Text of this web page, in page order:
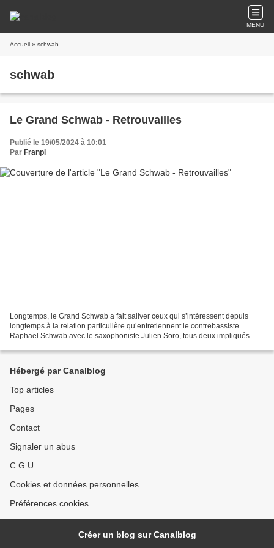
MENU
Accueil » schwab
schwab
Le Grand Schwab - Retrouvailles
Publié le 19/05/2024 à 10:01
Par Franpi
Longtemps, le Grand Schwab a fait saliver ceux qui s’intéressent depuis
longtemps à la relation particulière qu’entretiennent le contrebassiste
Raphaël Schwab avec le saxophoniste Julien Soro, tous deux impliqués
Hébergé par Canalblog
Top articles
Pages
Contact
Signaler un abus
C.G.U.
Cookies et données personnelles
Préférences cookies
Créer un blog sur Canalblog